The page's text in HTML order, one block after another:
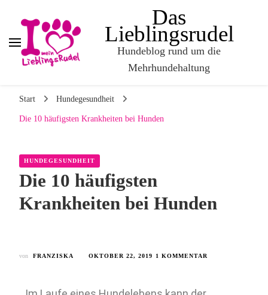
Das
Lieblingsrudel
Hundeblog rund um die
Mehrhundehaltung
Start Hundegesundheit
Die 10 häufigsten Krankheiten bei Hunden
HUNDEGESUNDHEIT
Die 10 häufigsten
Krankheiten bei Hunden
von FRANZISKA OKTOBER 22, 2019 1 KOMMENTAR